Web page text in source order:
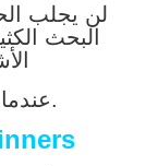
لن يجلب
البحث
عندما يبحثون بنشاط. وهذا مهم.